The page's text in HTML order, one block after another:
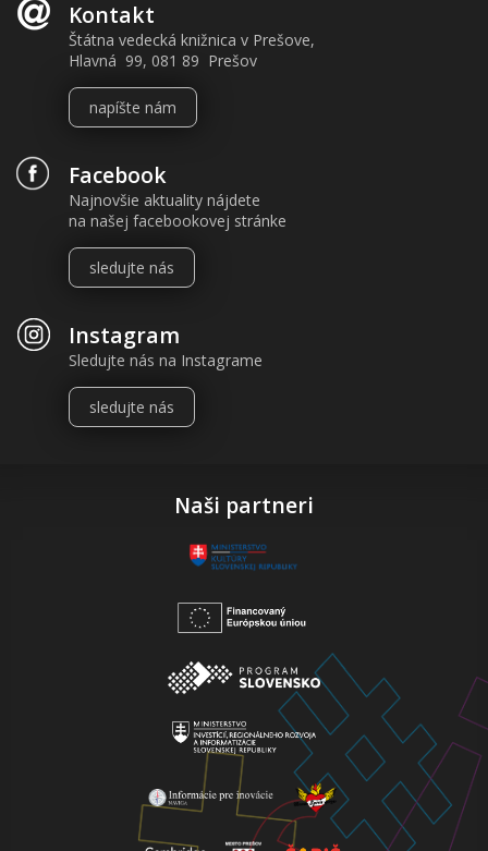
Kontakt
Štátna vedecká knižnica v Prešove,
Hlavná 99, 081 89 Prešov
napíšte nám
Facebook
Najnovšie aktuality nájdete
na našej facebookovej stránke
sledujte nás
Instagram
Sledujte nás na Instagrame
sledujte nás
Naši partneri